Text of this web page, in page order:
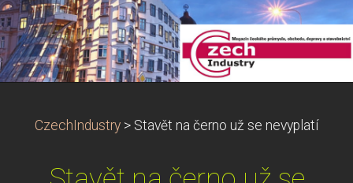
CzechIndustry > Stavět na černo už se nevyplatí